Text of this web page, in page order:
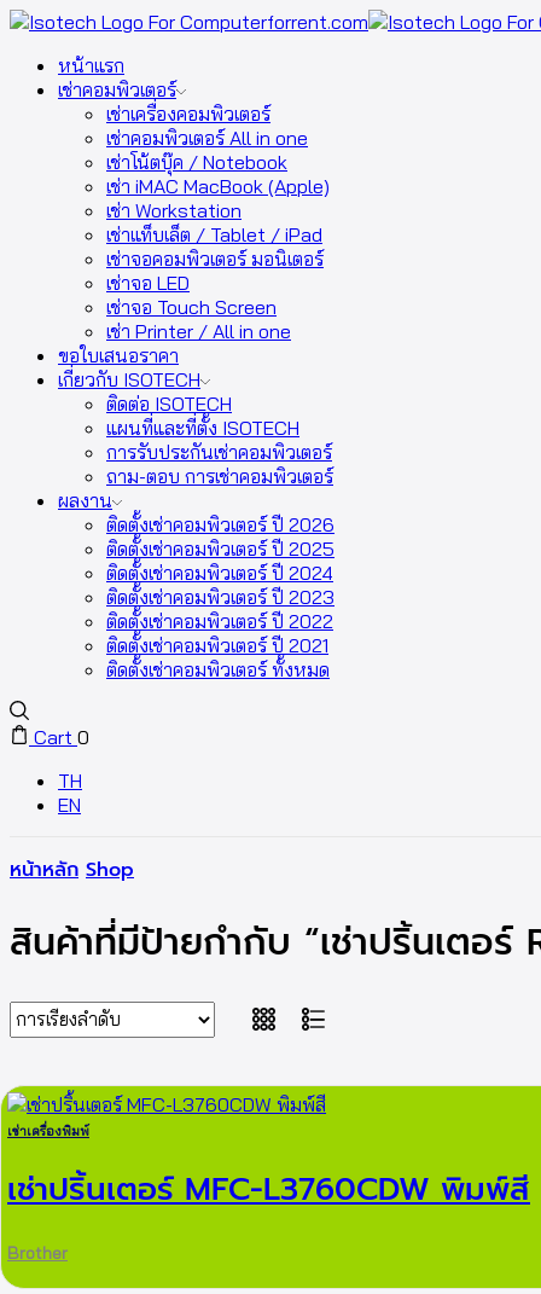
หน้าแรก
เช่าคอมพิวเตอร์
เช่าเครื่องคอมพิวเตอร์
เช่าคอมพิวเตอร์ All in one
เช่าโน้ตบุ๊ค / Notebook
เช่า iMAC MacBook (Apple)
เช่า Workstation
เช่าแท็บเล็ต / Tablet / iPad
เช่าจอคอมพิวเตอร์ มอนิเตอร์
เช่าจอ LED
เช่าจอ Touch Screen
เช่า Printer / All in one
ขอใบเสนอราคา
เกี่ยวกับ ISOTECH
ติดต่อ ISOTECH
แผนที่และที่ตั้ง ISOTECH
การรับประกันเช่าคอมพิวเตอร์
ถาม-ตอบ การเช่าคอมพิวเตอร์
ผลงาน
ติดตั้งเช่าคอมพิวเตอร์ ปี 2026
ติดตั้งเช่าคอมพิวเตอร์ ปี 2025
ติดตั้งเช่าคอมพิวเตอร์ ปี 2024
ติดตั้งเช่าคอมพิวเตอร์ ปี 2023
ติดตั้งเช่าคอมพิวเตอร์ ปี 2022
ติดตั้งเช่าคอมพิวเตอร์ ปี 2021
ติดตั้งเช่าคอมพิวเตอร์ ทั้งหมด
Cart 0
TH
EN
หน้าหลัก Shop
สินค้าที่มีป้ายกำกับ “เช่าปริ้นเตอร์
เช่าเครื่องพิมพ์
เช่าปริ้นเตอร์ MFC-L3760CDW พิมพ์สี
Brother